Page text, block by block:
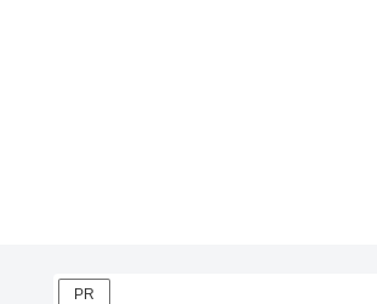
PR